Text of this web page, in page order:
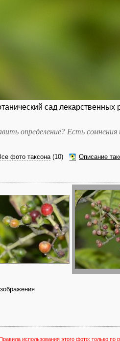
сад
определение? Есть сомнения
фото таксона(10) Описание
использования этого фото: только по